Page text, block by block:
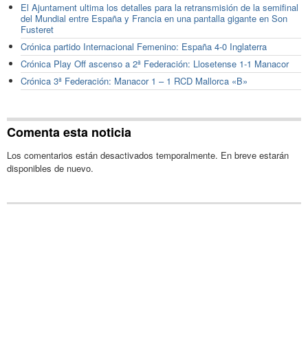
El Ajuntament ultima los detalles para la retransmisión de la semifinal
del Mundial entre España y Francia en una pantalla gigante en Son
Fusteret
Crónica partido Internacional Femenino: España 4-0 Inglaterra
Crónica Play Off ascenso a 2ª Federación: Llosetense 1-1 Manacor
Crónica 3ª Federación: Manacor 1 – 1 RCD Mallorca «B»
Comenta esta noticia
Los comentarios están desactivados temporalmente. En breve estarán
disponibles de nuevo.